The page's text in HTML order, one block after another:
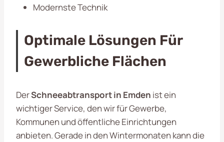
Modernste Technik
Optimale Lösungen Für
Gewerbliche Flächen
DerSchneeabtransport in Emden ist ein
wichtiger Service, den wir für Gewerbe,
Kommunen und öffentliche Einrichtungen
anbieten. Gerade in den Wintermonaten kann die